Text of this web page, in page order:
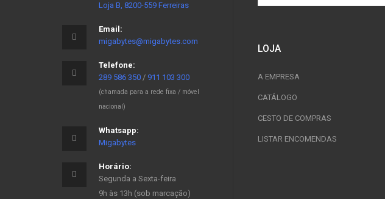
Loja B, 8200-559 Ferreiras
Email:
migabytes@migabytes.com
Telefone:
289 586 350 / 911 103 300
(chamada para a rede fixa / móvel
nacional)
Whatsapp:
Migabytes
Horário:
Segunda a Sexta-feira
9h às 13h (sob marcação)
LOJA
A EMPRESA
CATÁLOGO
CESTO DE COMPRAS
LISTAR ENCOMENDAS